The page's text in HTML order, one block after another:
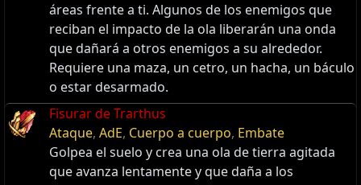
áreas frente a ti. Algunos de los enemigos que
reciban el impacto de la ola liberarán una onda
que dañará a otros enemigos a su alrededor.
Requiere una maza, un cetro, un hacha, un báculo
o estar desarmado.
Fisurar de Trarthus
Ataque, AdE, Cuerpo a cuerpo, Embate
Golpea el suelo y crea una ola de tierra agitada
que avanza lentamente y que daña a los